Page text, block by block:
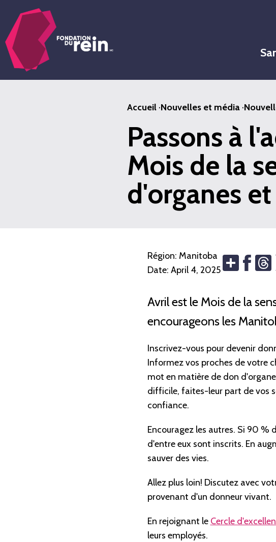
Passer
au
contenu
principal
Accueil·Nouvelles et média·
Passons à
Mois de la
d'organes
Région: Manitoba
Date: April 4, 2025
Share
Avril est le Mois de la
encourageons les
Inscrivez-vous pour devenir
Informez vos proches de votre
mot en matière de don
difficile, faites-leur part de vos
confiance.
Encouragez les autres. Si 90 %
d'entre eux sont inscrits. En
sauver des vies.
Allez plus loin! Discutez avec
provenant d'un donneur vivant.
En rejoignant le Cercle
leurs employés.